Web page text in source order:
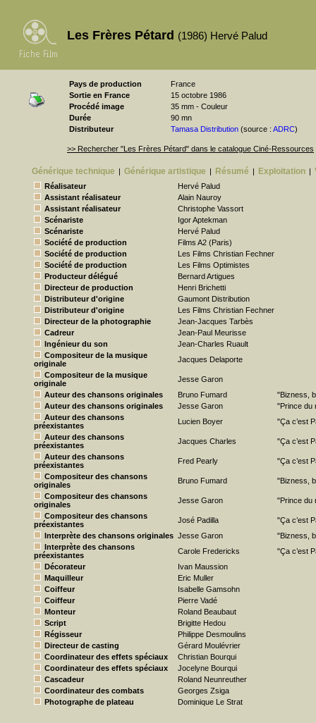
Les Frères Pétard (1986) Hervé Palud
Pays de production
France
Sortie en France
15 octobre 1986
Procédé image
35 mm - Couleur
Durée
90 mn
Distributeur
Tamasa Distribution (source : ADRC)
>> Rechercher "Les Frères Pétard" dans le catalogue Ciné-Ressources
Générique technique | Générique artistique | Résumé | Exploitation |
Réalisateur
Hervé Palud
Assistant réalisateur
Alain Nauroy
Assistant réalisateur
Christophe Vassort
Scénariste
Igor Aptekman
Scénariste
Hervé Palud
Société de production
Films A2 (Paris)
Société de production
Les Films Christian Fechner
Société de production
Les Films Optimistes
Producteur délégué
Bernard Artigues
Directeur de production
Henri Brichetti
Distributeur d'origine
Gaumont Distribution
Distributeur d'origine
Les Films Christian Fechner
Directeur de la photographie
Jean-Jacques Tarbès
Cadreur
Jean-Paul Meurisse
Ingénieur du son
Jean-Charles Ruault
Compositeur de la musique
originale
Jacques Delaporte
Compositeur de la musique
originale
Jesse Garon
Auteur des chansons originales
Bruno Fumard
"Bizness,
Auteur des chansons originales
Jesse Garon
"Prince du
Auteur des chansons
préexistantes
Lucien Boyer
"Ça c’est
Auteur des chansons
préexistantes
Jacques Charles
"Ça c’est
Auteur des chansons
préexistantes
Fred Pearly
"Ça c’est
Compositeur des chansons
originales
Bruno Fumard
"Bizness,
Compositeur des chansons
originales
Jesse Garon
"Prince du
Compositeur des chansons
préexistantes
José Padilla
"Ça c’est
Interprète des chansons originales Jesse Garon
"Bizness,
Interprète des chansons
préexistantes
Carole Fredericks
"Ça c’est
Décorateur
Ivan Maussion
Maquilleur
Eric Muller
Coiffeur
Isabelle Gamsohn
Coiffeur
Pierre Vadé
Monteur
Roland Beaubaut
Script
Brigitte Hedou
Régisseur
Philippe Desmoulins
Directeur de casting
Gérard Moulévrier
Coordinateur des effets spéciaux
Christian Bourqui
Coordinateur des effets spéciaux
Jocelyne Bourqui
Cascadeur
Roland Neunreuther
Coordinateur des combats
Georges Zsiga
Photographe de plateau
Dominique Le Strat